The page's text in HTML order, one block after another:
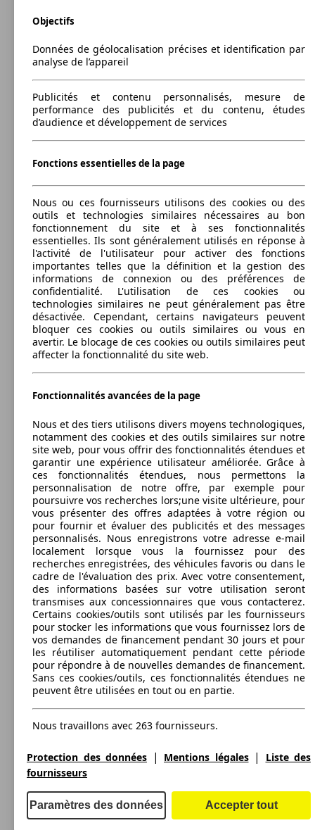
3008 2.0 BlueHDi 180ch S&S EAT6
(180 PS)
l/
3008 2.0 BlueHDi 180ch S&S EAT8
3008 BlueHDi 130ch S&S BVM6
96 KW
(130 PS)
Ø
l/
96 KW
Ø
3008 BlueHDi 180ch S&S EAT8
133 KW
(180 PS)
1 afficher plus de variantes
Autres
Model Version
3008 1.6 BlueHDi 120ch S&S BVM6 BC
88 KW
(120 PS)
Ø
l/
3008 1.6 BlueHDi 120ch S&S EAT6
(120 PS) l/
3008 2.0 BlueHDi 150ch S&S BVM6
110 KW
(150 PS)
Ø
l/
3008 BlueHDi 130ch S&S BVM6
(130 PS) l/
3008 BlueHDi 130ch S&S EAT8
96 KW
(130 PS)
Ø
l/
3008 BlueHDi 180ch S&S EAT8
133 KW
(180 PS)
Autres
Model Version
Leistung
Diesel
Model Version
3008 1.6 BlueHDi 120ch S&S BVM6
88 KW
(120 PS)
Ø
l/
3008 1.6 BlueHDi 120ch S&S EAT6
88 KW
Ø
3008 1.6 HDi 115ch FAP BVM6
84 KW
(115 PS)
Ø
l/
3008 1.6 e-HDi 115ch FAP ETG6
84 KW
(115 PS)
Ø
l/
3008 1.6 e-HDi 115ch FAP ETG6 BLUE
LION
84 KW
Ø
3008 2.0 BlueHDi 150ch S&S BVM6
110 KW
(150 PS)
Ø
3008 1.6 BlueHDi 120ch S&S EAT6
88 KW
Ø
3008 1.6 HDi 115ch FAP BVM6
84 KW
(115 PS)
Ø
l/
3008 1.6 e-HDi 115ch FAP ETG6 BLUE
LION
84 KW
(115 PS)
Ø
l/
3008 2.0 BlueHDi 150ch FAP BVM6
110 KW
(150 PS)
3008 2.0 BlueHDi 150ch S&S BVM6
110 KW
(150 PS)
Ø
l/
3008 2.0 HDi 150ch FAP BVM6
110 KW
(150 PS)
Ø
l/
SUV/4x4/Pick-Up
Électrique/Diesel
Model Version
Leistung
3008 HYbrid4 2.0 HDi 163ch FAP ETG6 +
Electric 37ch
120 -
147 KW
(163 -
200 PS)
Ø
l/
3008 HYbrid4 2.0 HDi 163ch FAP ETG6 +
Electric 37ch 85g
120 KW
(163 PS)
3008 HYbrid4 2.0 HDi 163ch S&S ETG6 +
Electric 37ch
120 KW
2011 - 2013Peugeot 3008 HYBRID4 (04/2011-11/2013)
Dim. (L/l/h):
à partir de 4365 x 1837 x 1623 mm
Puissance:
120 KW (163 PS)
Portes:
5
Coffre:
Capacité de remorquage:
0 - 770 kg
Afficher les variantes
SUV/4x4/Pick-Up
Électrique/Diesel
Model Version
2010 - 2013 Peugeot 3008 BUSINESS (01/2010-11/2013)
Dim. (L/l/h):
à partir de 4365 x 1837 x 1635 mm
Puissance:
80 - 110 KW (110 - 150 PS)
Objectifs
Données de géolocalisation précises et identification par
analyse de l’appareil
Publicités et contenu personnalisés, mesure de
performance des publicités et du contenu, études
d’audience et développement de services
Fonctions essentielles de la page
Nous ou ces fournisseurs utilisons des cookies ou des
outils et technologies similaires nécessaires au bon
fonctionnement du site et à ses fonctionnalités
essentielles. Ils sont généralement utilisés en réponse à
l'activité de l'utilisateur pour activer des fonctions
importantes telles que la définition et la gestion des
informations de connexion ou des préférences de
confidentialité. L'utilisation de ces cookies ou
technologies similaires ne peut généralement pas être
désactivée. Cependant, certains navigateurs peuvent
bloquer ces cookies ou outils similaires ou vous en
avertir. Le blocage de ces cookies ou outils similaires peut
affecter la fonctionnalité du site web.
Fonctionnalités avancées de la page
Nous et des tiers utilisons divers moyens technologiques,
notamment des cookies et des outils similaires sur notre
site web, pour vous offrir des fonctionnalités étendues et
garantir une expérience utilisateur améliorée. Grâce à
ces fonctionnalités étendues, nous permettons la
personnalisation de notre offre, par exemple pour
poursuivre vos recherches lors;une visite ultérieure, pour
vous présenter des offres adaptées à votre région ou
pour fournir et évaluer des publicités et des messages
personnalisés. Nous enregistrons votre adresse e-mail
localement lorsque vous la fournissez pour des
recherches enregistrées, des véhicules favoris ou dans le
cadre de l'évaluation des prix. Avec votre consentement,
des informations basées sur votre utilisation seront
transmises aux concessionnaires que vous contacterez.
Certains cookies/outils sont utilisés par les fournisseurs
pour stocker les informations que vous fournissez lors de
vos demandes de financement pendant 30 jours et pour
les réutiliser automatiquement pendant cette période
pour répondre à de nouvelles demandes de financement.
Sans ces cookies/outils, ces fonctionnalités étendues ne
peuvent être utilisées en tout ou en partie.
Nous travaillons avec 263 fournisseurs.
Protection des données | Mentions légales|
Liste des
fournisseurs
Paramètres des données Accepter tout